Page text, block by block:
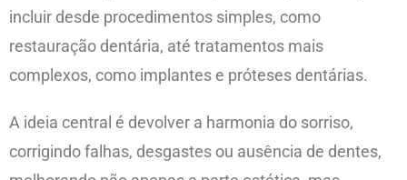
incluir desde procedimentos simples, como
restauração dentária, até tratamentos mais
complexos, como implantes e próteses dentárias.
A ideia central é devolver a harmonia do sorriso,
corrigindo falhas, desgastes ou ausência de dentes,